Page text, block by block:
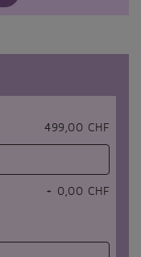
499,00 CHF
+ 0,00 CHF